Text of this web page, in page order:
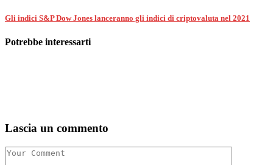
Gli indici S&P Dow Jones lanceranno gli indici di criptovaluta nel 2021
Potrebbe interessarti
Lascia un commento